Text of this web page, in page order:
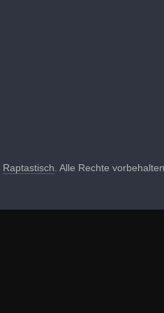
Raptastisch . Alle Rechte